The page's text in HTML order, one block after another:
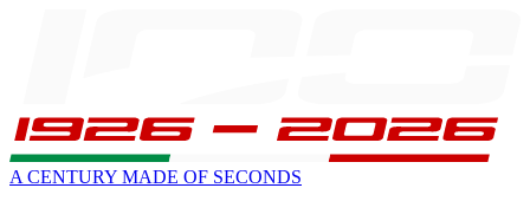
A CENTURY MADE OF SECONDS